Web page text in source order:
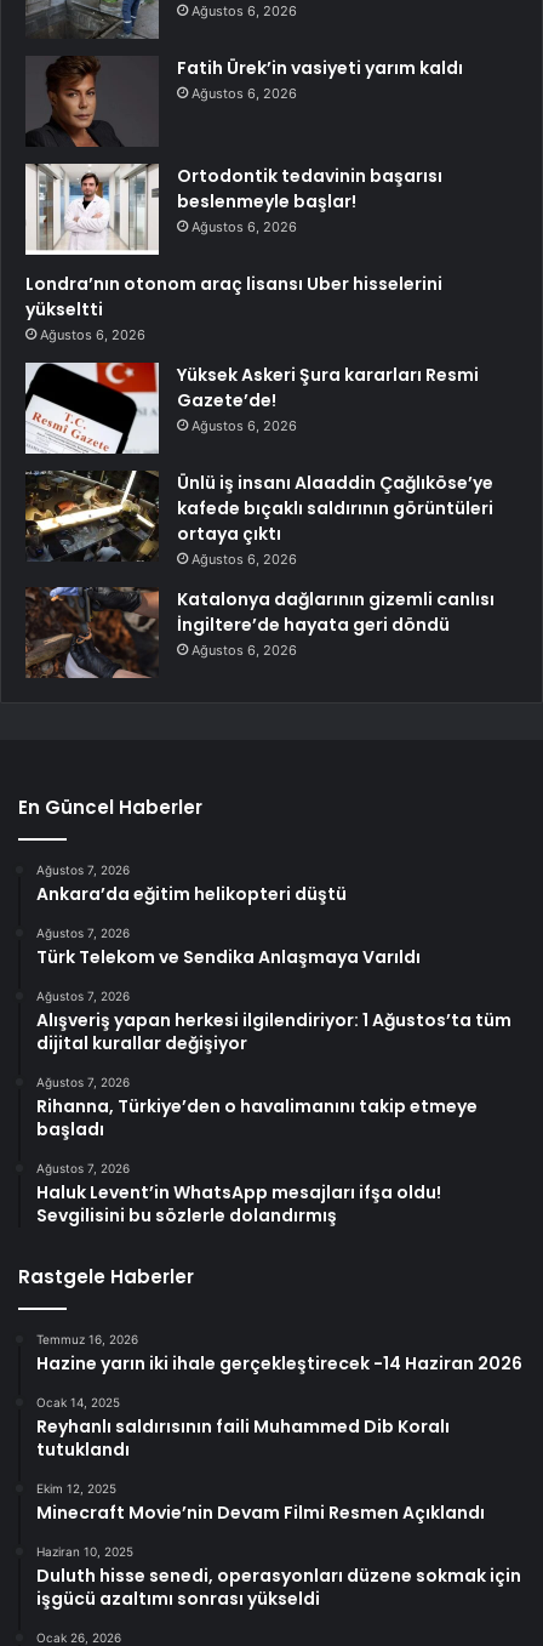
Ağustos 6, 2026
Fatih Ürek’in vasiyeti yarım kaldı
Ağustos 6, 2026
Ortodontik tedavinin başarısı
beslenmeyle başlar!
Ağustos 6, 2026
Londra’nın otonom araç lisansı Uber hisselerini
yükseltti
Ağustos 6, 2026
Yüksek Askeri Şura kararları Resmi
Gazete’de!
Ağustos 6, 2026
Ünlü iş insanı Alaaddin Çağlıköse’ye
kafede bıçaklı saldırının görüntüleri
ortaya çıktı
Ağustos 6, 2026
Katalonya dağlarının gizemli canlısı
İngiltere’de hayata geri döndü
Ağustos 6, 2026
En Güncel Haberler
Ağustos 7, 2026
Ankara’da eğitim helikopteri düştü
Ağustos 7, 2026
Türk Telekom ve Sendika Anlaşmaya Varıldı
Ağustos 7, 2026
Alışveriş yapan herkesi ilgilendiriyor: 1 Ağustos’ta tüm
dijital kurallar değişiyor
Ağustos 7, 2026
Rihanna, Türkiye’den o havalimanını takip etmeye
başladı
Ağustos 7, 2026
Haluk Levent’in WhatsApp mesajları ifşa oldu!
Sevgilisini bu sözlerle dolandırmış
Rastgele Haberler
Temmuz 16, 2026
Hazine yarın iki ihale gerçekleştirecek -14 Haziran 2026
Ocak 14, 2025
Reyhanlı saldırısının faili Muhammed Dib Koralı
tutuklandı
Ekim 12, 2025
Minecraft Movie’nin Devam Filmi Resmen Açıklandı
Haziran 10, 2025
Duluth hisse senedi, operasyonları düzene sokmak için
işgücü azaltımı sonrası yükseldi
Ocak 26, 2026